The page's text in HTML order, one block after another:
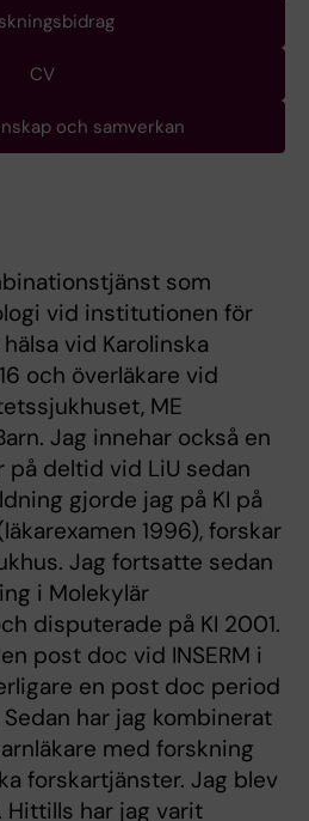
CV
och samverkan
som
vid institutionen för
vid Karolinska
och överläkare vid
ME
Jag innehar också en
deltid vid LiU sedan
gjorde jag på KI på
1996), forskar
Jag fortsatte sedan
i Molekylär
disputerade på KI 2001.
post doc vid INSERM i
en post doc period
har jag kombinerat
med forskning
forskartjänster. Jag blev
har jag varit